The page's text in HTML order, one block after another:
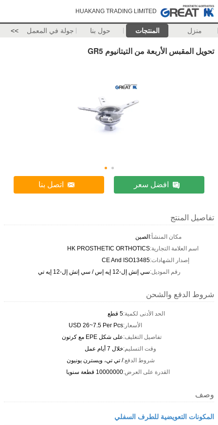
HUAKANG TRADING LIMITED
منزل المنتجات حول بنا جولة في المعمل >>
تحويل المقبس الأربعة من التيتانيوم GR5
افضل سعر اتصل بنا
تفاصيل المنتج
مكان المنشأ:الصين
اسم العلامة التجارية:HK PROSTHETIC ORTHOTICS
إصدار الشهادات:CE And ISO13485
رقم الموديل:سي إتش إل-12 إيه إس / سي إتش إل-12 إيه تي
شروط الدفع والشحن
الحد الأدنى لكمية:5 قطع
الأسعار:USD 26~7.5 Per Pcs
تفاصيل التغليف:على شكل EPE مع كرتون
وقت التسليم:خلال 7 أيام عمل
شروط الدفع:/ تي تي، ويسترن يونيون
القدرة على العرض:10000000 قطعة سنويا
وصف
المكونات التعويضية للطرف السفلي